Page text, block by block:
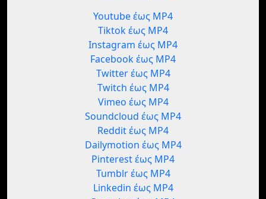
Youtube έως MP4
Tiktok έως MP4
Instagram έως MP4
Facebook έως MP4
Twitter έως MP4
Twitch έως MP4
Vimeo έως MP4
Soundcloud έως MP4
Reddit έως MP4
Dailymotion έως MP4
Pinterest έως MP4
Tumblr έως MP4
Linkedin έως MP4